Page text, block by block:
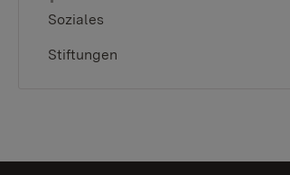
Soziales
Stiftungen